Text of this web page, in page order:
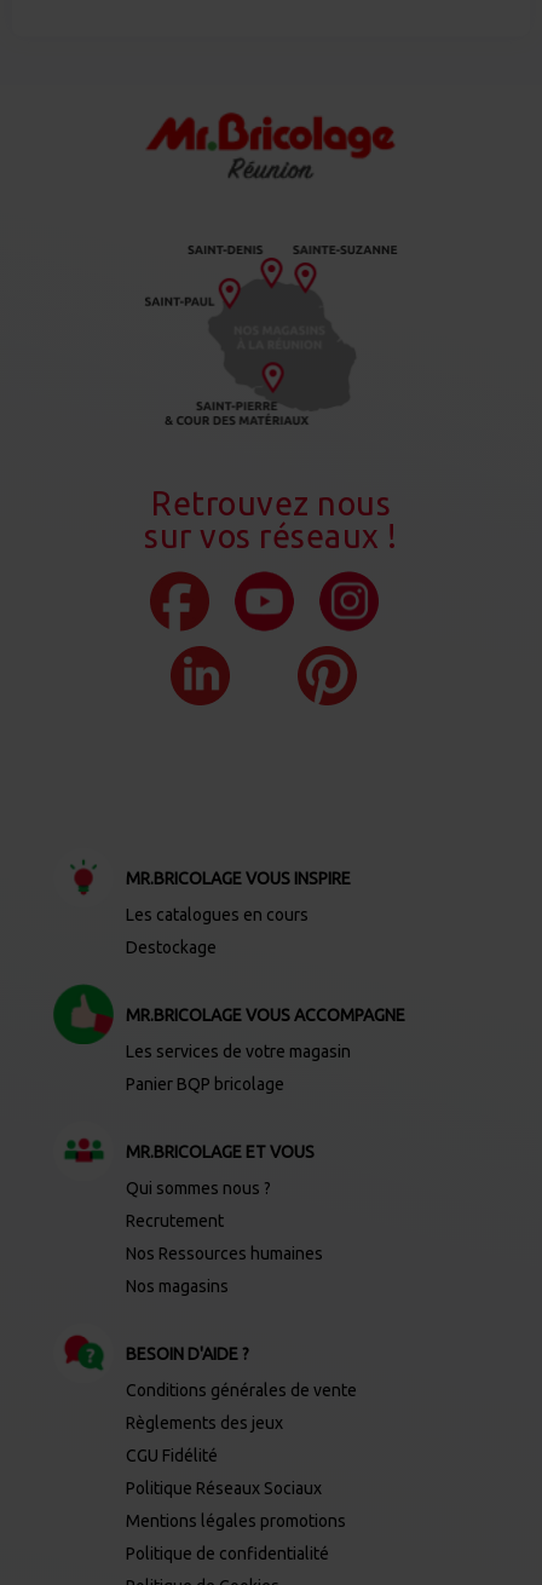
Retrouvez nous
sur vos réseaux !
MR.BRICOLAGE VOUS INSPIRE
Les catalogues en cours
Destockage
MR.BRICOLAGE VOUS ACCOMPAGNE
Les services de votre magasin
Panier BQP bricolage
MR.BRICOLAGE ET VOUS
Qui sommes nous ?
Recrutement
Nos Ressources humaines
Nos magasins
BESOIN D'AIDE ?
Conditions générales de vente
Règlements des jeux
CGU Fidélité
Politique Réseaux Sociaux
Mentions légales promotions
Politique de confidentialité